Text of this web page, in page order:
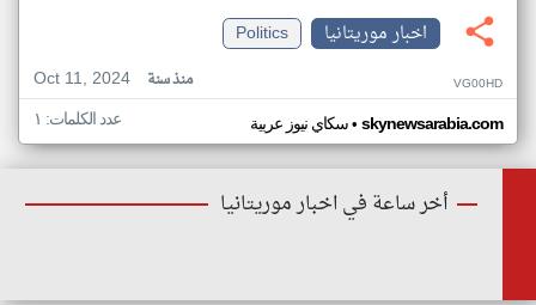
اخبار موريتانيا
Politics
Oct 11, 2024
منذ سنة VG00HD
سكاي نيوز عربية• skynewsarabia.com عدد الكلمات: ١
أخر ساعة في اخبار موريتانيا